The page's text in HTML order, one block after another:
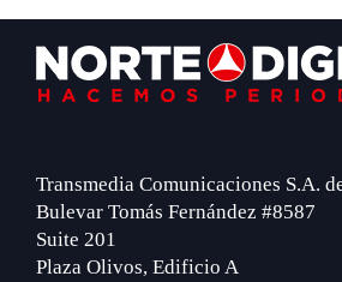
Footer
Transmedia Comunicaciones S.A.
Bulevar Tomás Fernández #8587
Suite 201
Plaza Olivos, Edificio A